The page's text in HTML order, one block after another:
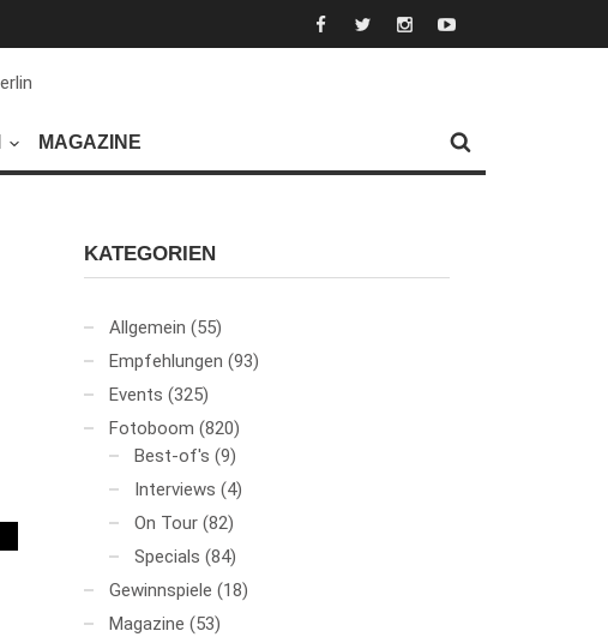
MAGAZINE
KATEGORIEN
Allgemein (55)
Empfehlungen (93)
Events (325)
Fotoboom (820)
Best-of's (9)
Interviews (4)
On Tour (82)
Specials (84)
Gewinnspiele (18)
Magazine (53)